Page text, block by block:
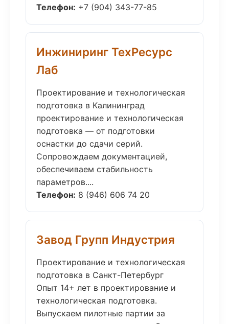
Телефон: +7 (904) 343-77-85
Инжиниринг ТехРесурс
Лаб
Проектирование и технологическая
подготовка в Калининград
проектирование и технологическая
подготовка — от подготовки
оснастки до сдачи серий.
Сопровождаем документацией,
обеспечиваем стабильность
параметров....
Телефон: 8 (946) 606 74 20
Завод Групп Индустрия
Проектирование и технологическая
подготовка в Санкт-Петербург
Опыт 14+ лет в проектирование и
технологическая подготовка.
Выпускаем пилотные партии за